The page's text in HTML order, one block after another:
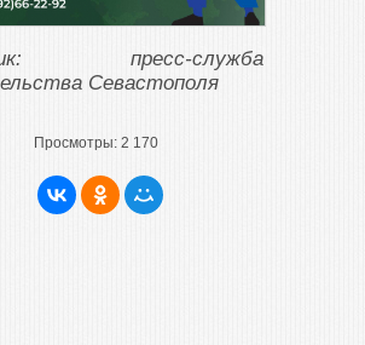
пресс-служба
Севастополя
Просмотры: 2 170